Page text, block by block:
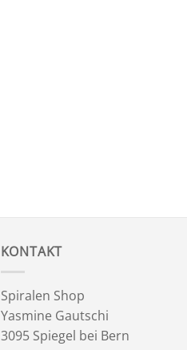
KONTAKT
Spiralen Shop
Yasmine Gautschi
3095 Spiegel bei Bern